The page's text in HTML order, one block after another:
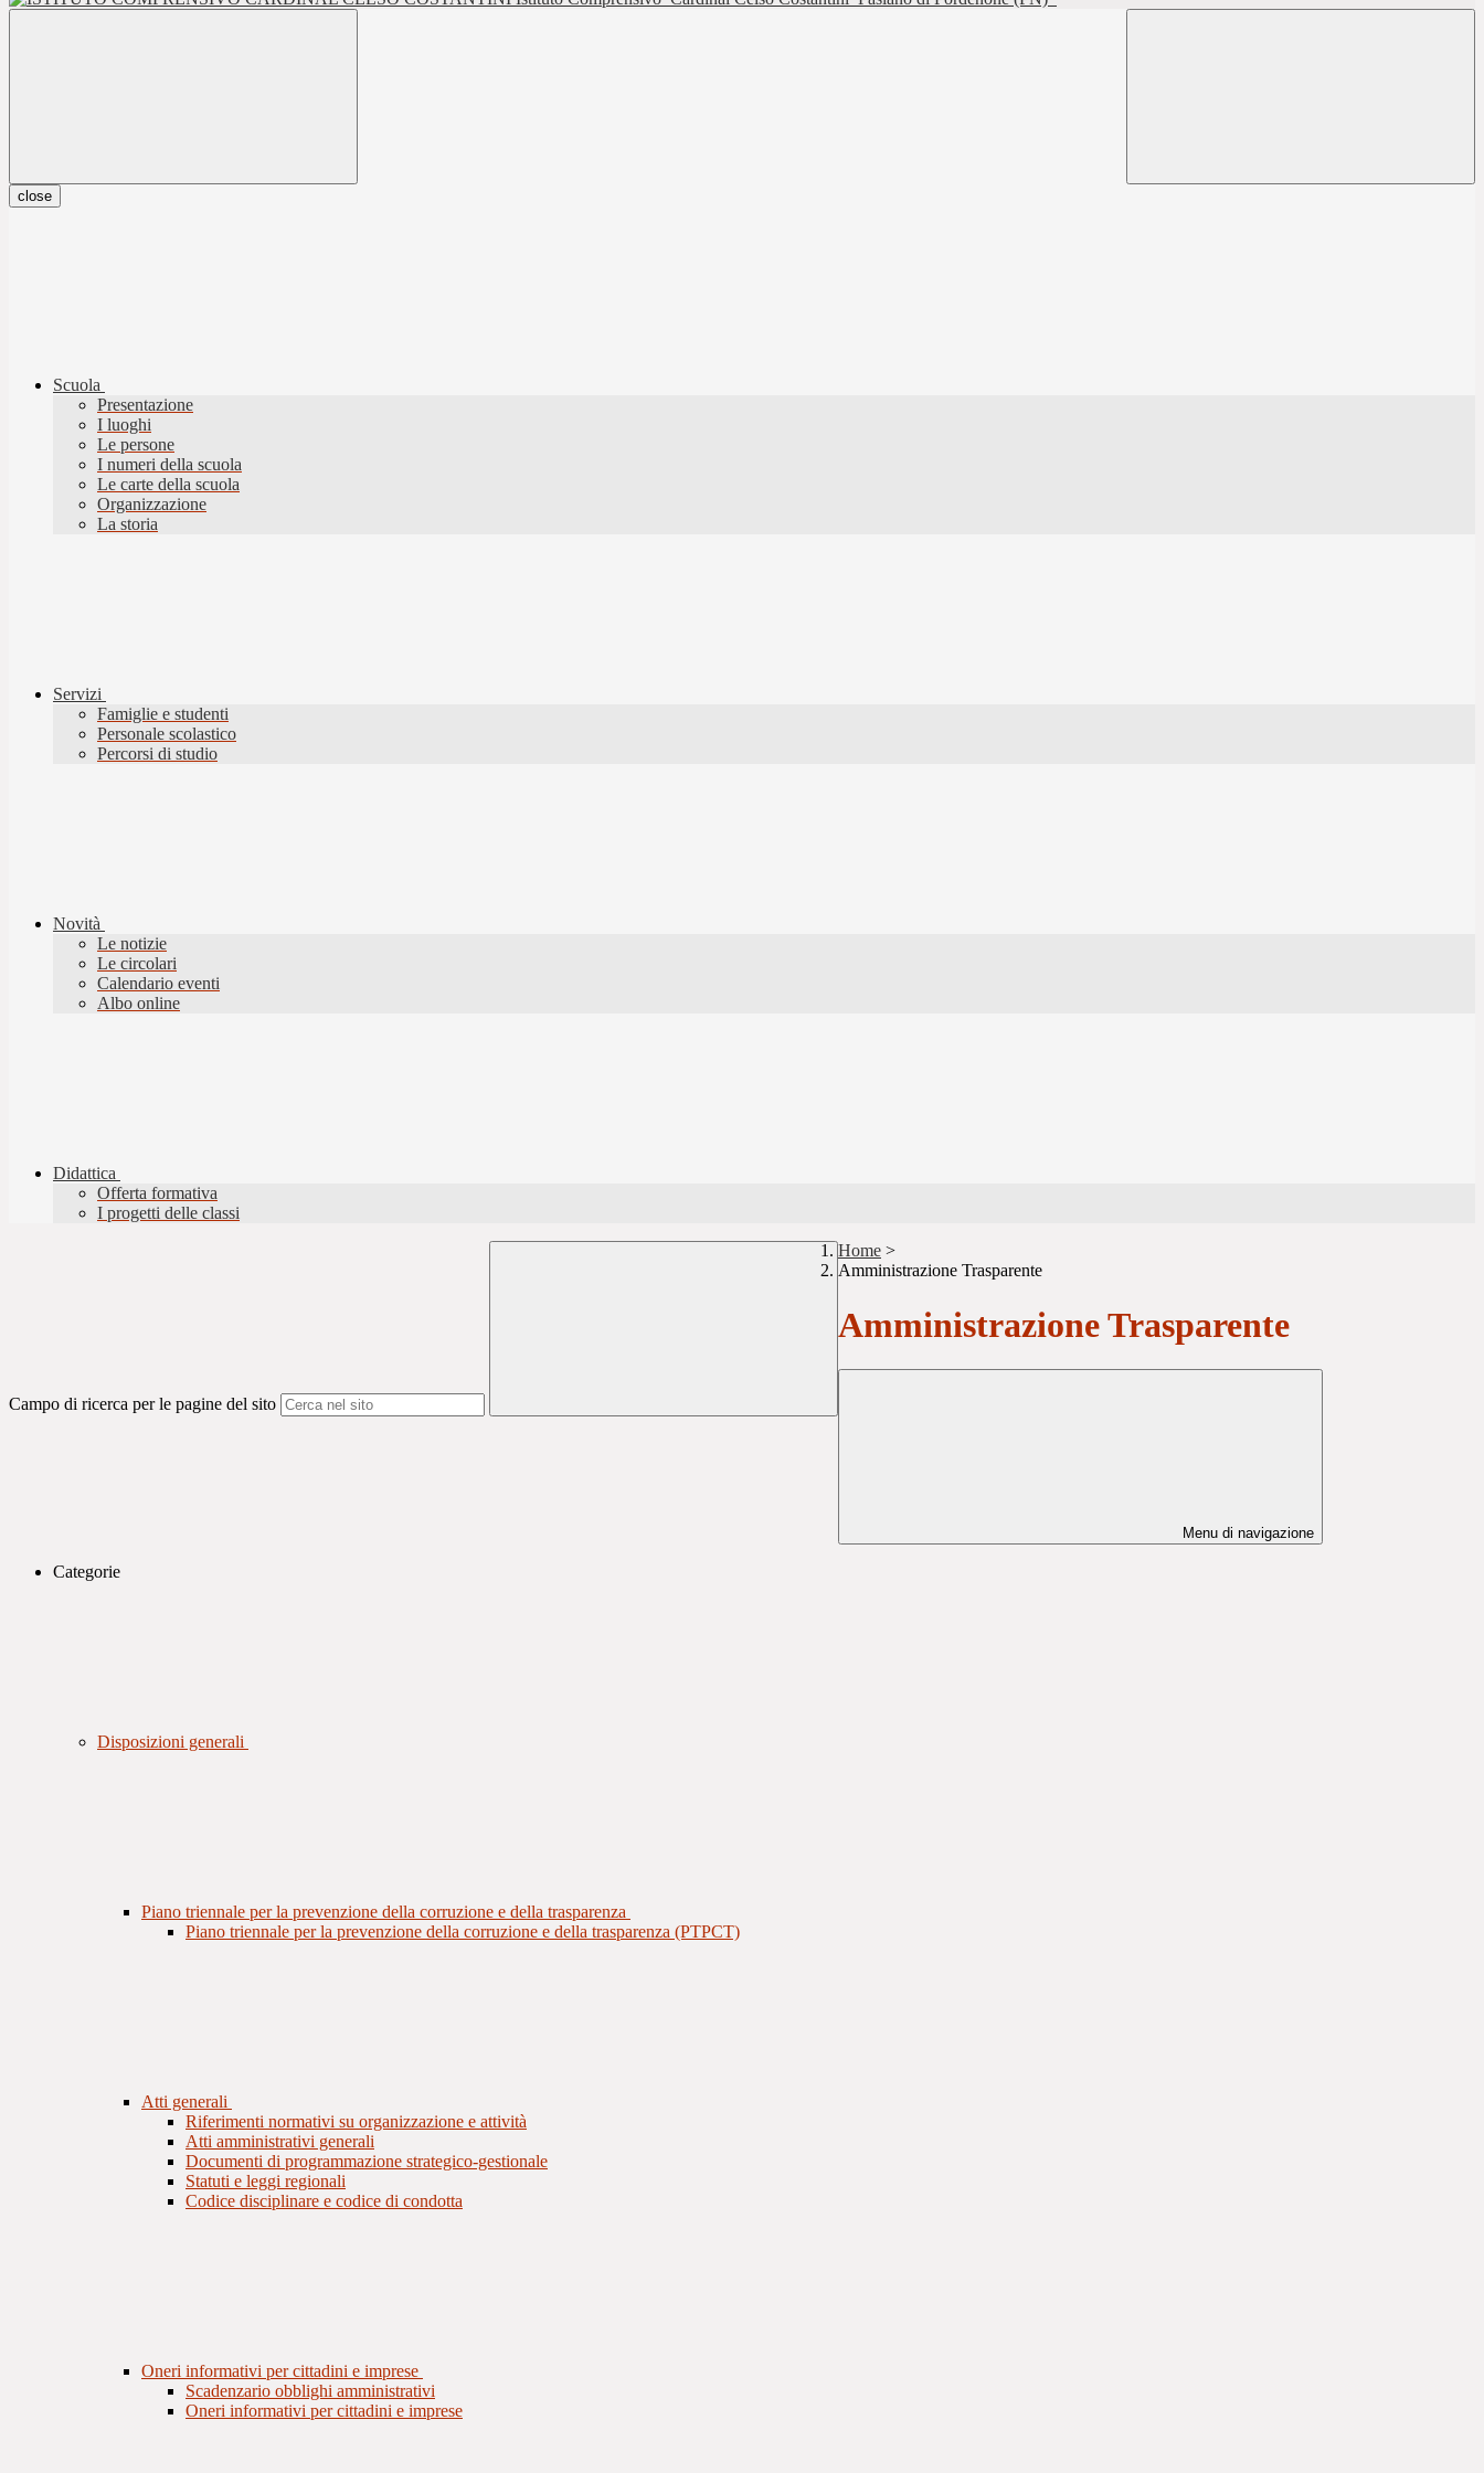
close
Scuola
Presentazione
I luoghi
Le persone
I numeri della scuola
Le carte della scuola
Organizzazione
La storia
Servizi
Famiglie e studenti
Personale scolastico
Percorsi di studio
Novità
Le notizie
Le circolari
Calendario eventi
Albo online
Didattica
Offerta formativa
I progetti delle classi
Campo di ricerca per le pagine del sito
Home >
Amministrazione Trasparente
Amministrazione Trasparente
Menu di navigazione
Categorie
Disposizioni generali
Piano triennale per la prevenzione della corruzione e della trasparenza
Piano triennale per la prevenzione della corruzione e della trasparenza (PTPCT)
Atti generali
Riferimenti normativi su organizzazione e attività
Atti amministrativi generali
Documenti di programmazione strategico-gestionale
Statuti e leggi regionali
Codice disciplinare e codice di condotta
Oneri informativi per cittadini e imprese
Scadenzario obblighi amministrativi
Oneri informativi per cittadini e imprese